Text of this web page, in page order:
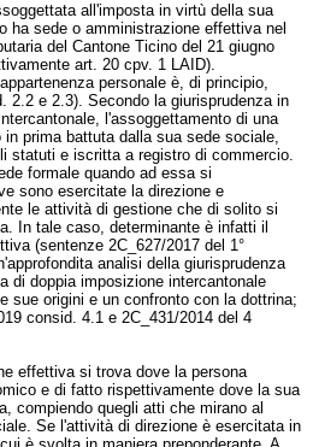
all'imposta in virtù della sua
ha sede o amministrazione effettiva nel
del Cantone Ticino del 21 giugno
art. 20 cpv. 1 LAID).
personale è, di principio,
2.2 e 2.3). Secondo la giurisprudenza in
l'assoggettamento di una
prima battuta dalla sua sede sociale,
statuti e iscritta a registro di commercio.
formale quando ad essa si
sono esercitate la direzione e
le attività di gestione che di solito si
In tale caso, determinante è infatti il
(sentenze 2C_627/2017 del 1°
analisi della giurisprudenza
di doppia imposizione intercantonale
sue origini e un confronto con la dottrina;
consid. 4.1 e 2C_431/2014 del 4
effettiva si trova dove la persona
e di fatto rispettivamente dove la sua
compiendo quegli atti che mirano al
Se l'attività di direzione è esercitata in